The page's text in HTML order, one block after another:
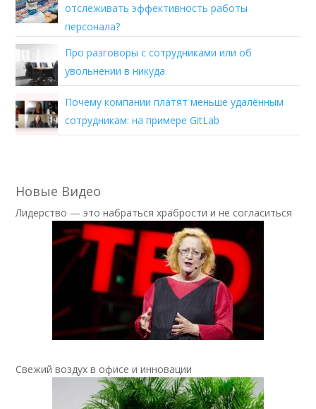
отслеживать эффективность работы
персонала?
Про разговоры с сотрудниками или об
увольнении в никуда
Почему компании платят меньше удалённым
сотрудникам: на примере GitLab
Новые Видео
Лидерство — это набраться храбрости и не согласиться
Свежий воздух в офисе и инновации